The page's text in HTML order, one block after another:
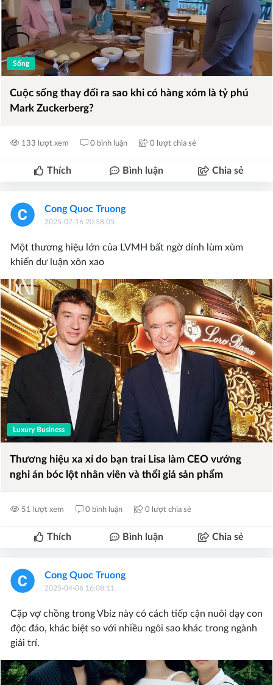
Sống
Cuộc sống thay đổi ra sao khi có hàng xóm là tỷ phú
Mark Zuckerberg?
133 lượt xem 0 bình luận 0 lượt chia sẻ
Thích Bình luận Chia sẻ
Cong Quoc Truong
2025-07-16 20:58:05
Một thương hiệu lớn của LVMH bất ngờ dính lùm xùm
khiến dư luận xôn xao
Luxury Business
Thương hiệu xa xỉ do bạn trai Lisa làm CEO vướng
nghi án bóc lột nhân viên và thổi giá sản phẩm
51 lượt xem 0 bình luận 0 lượt chia sẻ
Thích Bình luận Chia sẻ
Cong Quoc Truong
2025-04-06 16:08:11
Cặp vợ chồng trong Vbiz này có cách tiếp cận nuôi dạy con
độc đáo, khác biệt so với nhiều ngôi sao khác trong ngành
giải trí.